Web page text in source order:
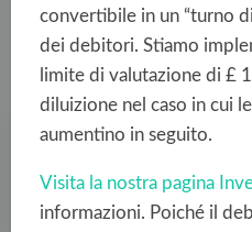
convertibile in un “turno
dei debitori. Stiamo
limite di valutazione di £
diluizione nel caso in cui
aumentino in seguito.
Visita la nostra pagina
informazioni. Poiché il